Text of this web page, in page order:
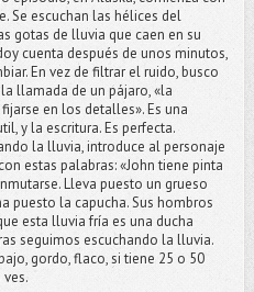
Se escuchan las hélices del
gotas de lluvia que caen en su
cuenta después de unos minutos,
En vez de filtrar el ruido, busco
llamada de un pájaro, «la
en los detalles». Es una
y la escritura. Es perfecta.
la lluvia, introduce al personaje
estas palabras: «John tiene pinta
Lleva puesto un grueso
puesto la capucha. Sus hombros
esta lluvia fría es una ducha
seguimos escuchando la lluvia.
gordo, flaco, si tiene 25 o 50